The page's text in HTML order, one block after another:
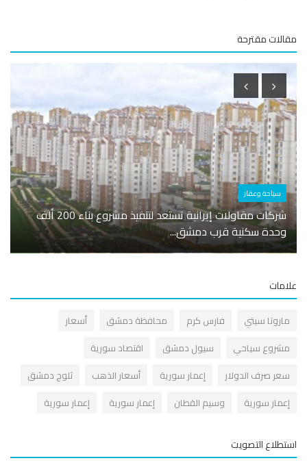
مقترحة
سياحة وعقار
شركات مقاولات إيرانية تستعد لتنفيذ مشروع بناء 200 ألف
وحدة سكنية قرب دمشق...
سيتي فارس كرم محافظة دمشق
أسعار
سياحي
سيول دمشق
اقتصاد سورية
صرف الدولار
إعمار سورية أسعار الذهب
ثلوج دمشق
سورية
وسيم القطان إعمار سورية إعمار سورية
التصويت